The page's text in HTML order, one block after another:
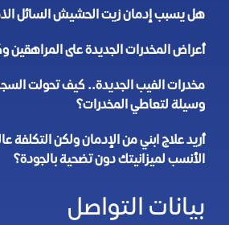
هل يسبب إدمان زيت الحشيش السائل
أعراض المخدرات الجديدة على المراهقين
مخدرات الفيب الجديدة.. كيف تحولت
وسيلة لتعاطي المخدرات؟
أريد علاج ابني من الإدمان ولكن التكلفة
الأنسب لميزانيتك دون تضحية بالجودة؟
بيانات التواصل